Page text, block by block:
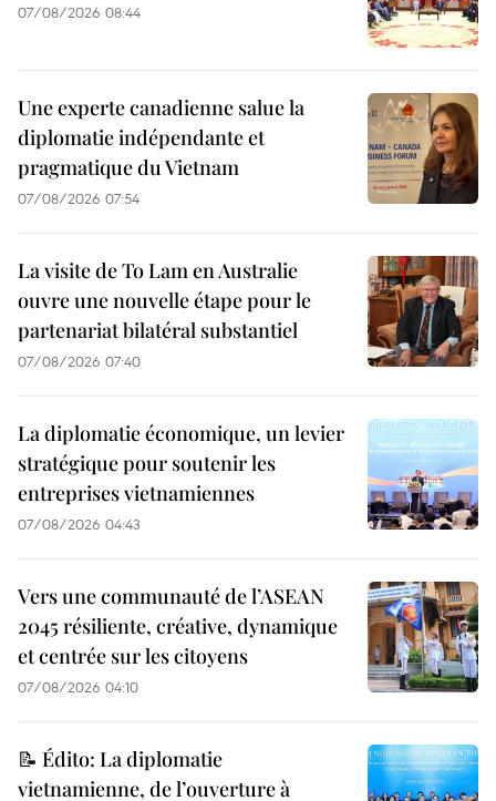
07/08/2026 08:44
Une experte canadienne salue la
diplomatie indépendante et
pragmatique du Vietnam
07/08/2026 07:54
La visite de To Lam en Australie
ouvre une nouvelle étape pour le
partenariat bilatéral substantiel
07/08/2026 07:40
La diplomatie économique, un levier
stratégique pour soutenir les
entreprises vietnamiennes
07/08/2026 04:43
Vers une communauté de l’ASEAN
2045 résiliente, créative, dynamique
et centrée sur les citoyens
07/08/2026 04:10
📝 Édito: La diplomatie
vietnamienne, de l’ouverture à